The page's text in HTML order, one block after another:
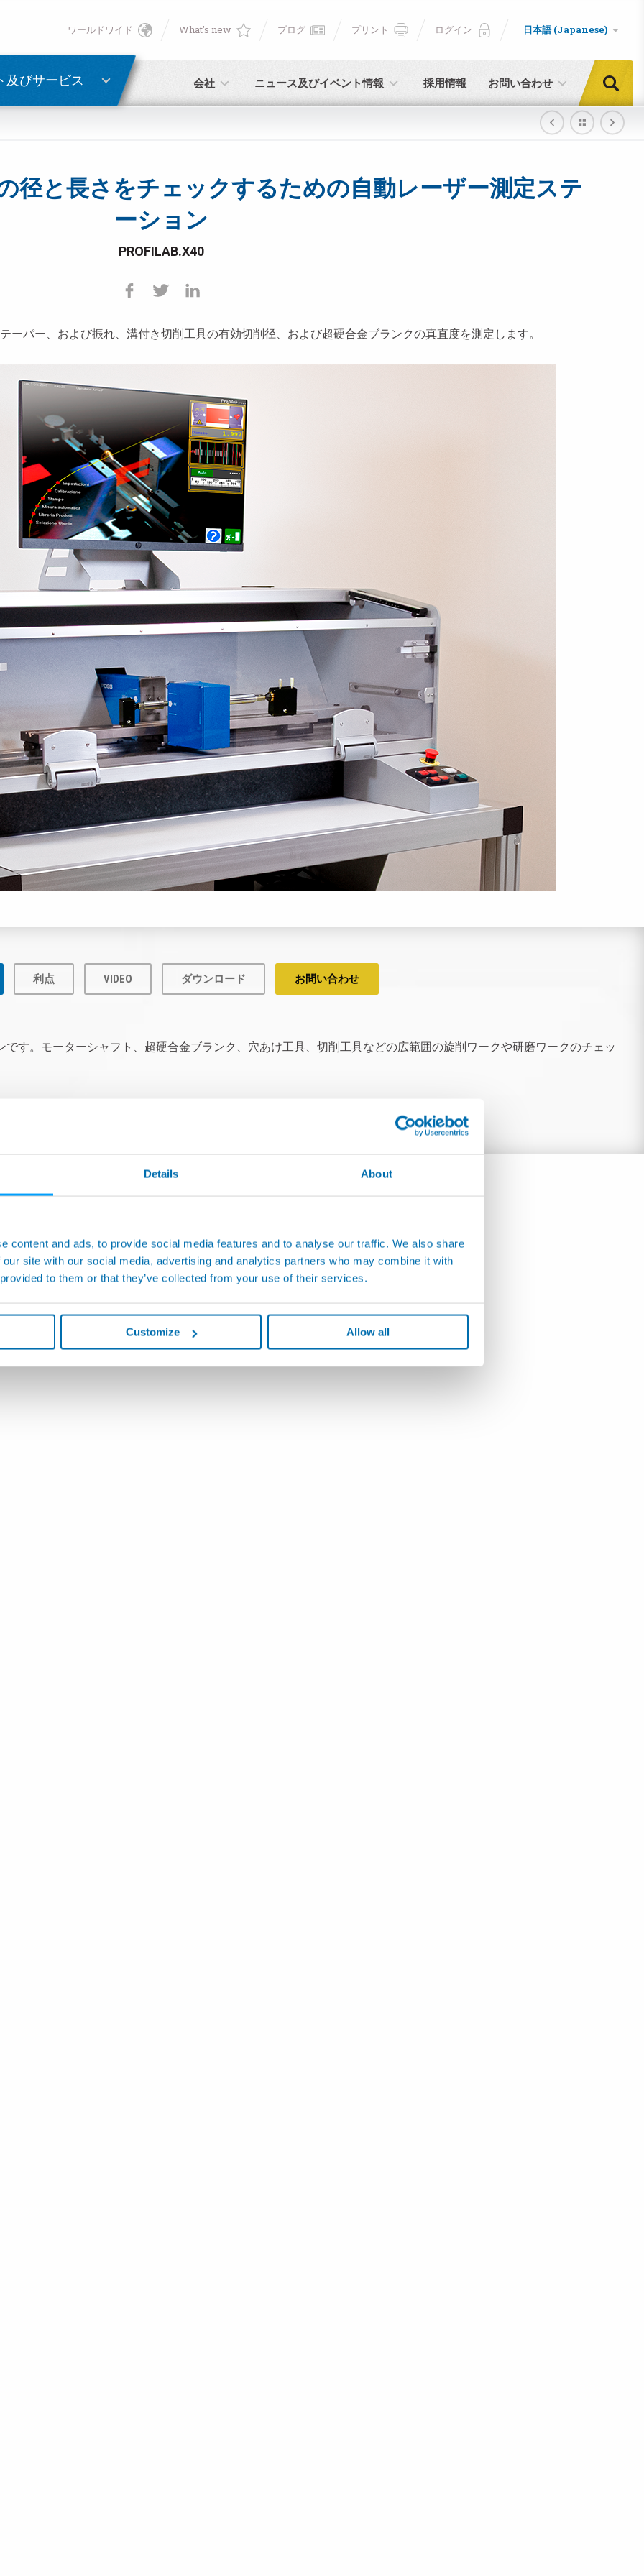
Details About
content and ads, to provide social media features and to analyse our traffic. We also share
site with our social media, advertising and analytics partners who may combine it with
to them or that they’ve collected from your use of their services.
Customize Allow all
及びサービス 会社 ニュース及びイベント情報 採用情報 お問い合わせ
ワールドワイド What's new ブログ プリント ログイン 日本語 (Japanese)
径と長さをチェックするための自動レーザー測定ステ
ーション
PROFILAB.X40
ーパー、および振れ、溝付き切削工具の有効切削径、および超硬合金ブランクの真直度を測定します。
利点 VIDEO ダウンロード お問い合わせ
す。モーターシャフト、超硬合金ブランク、穴あけ工具、切削工具などの広範囲の旋削ワークや研磨ワークのチェッ
English
Deutsch
Español
日本語 (Japanese)
中文 (Chinese)
PASSWORD RECOVERY
パスワード